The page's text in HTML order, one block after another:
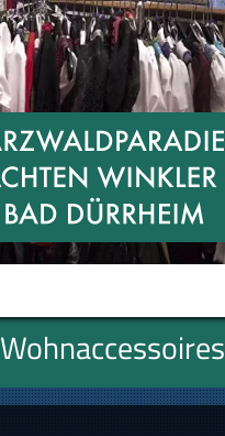
Wohnaccessoires